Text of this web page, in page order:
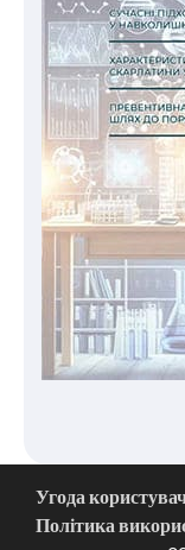
Угода
Політика